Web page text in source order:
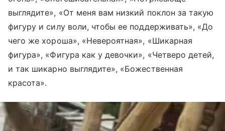
выглядите», «От меня вам низкий поклон за такую
фигуру и силу воли, чтобы ее поддерживать», «До
чего же хороша», «Невероятная», «Шикарная
фигура», «Фигура как у девочки», «Четверо детей,
и так шикарно выглядите», «Божественная
красота».